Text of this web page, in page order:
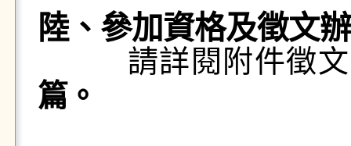
陸、參加資格及徵文
請詳閱附件徵
篇。